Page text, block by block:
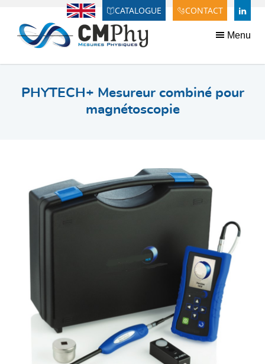
Menu
Anglais CATALOGUE CONTACT
PHYTECH+ Mesureur combiné pour
magnétoscopie
Panneau de gestion des cookies